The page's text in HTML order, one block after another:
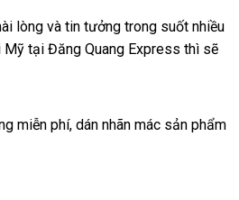
lòng và tin tưởng trong suốt nhiều
Mỹ tại Đăng Quang Express thì sẽ
miễn phí, dán nhãn mác sản phẩm